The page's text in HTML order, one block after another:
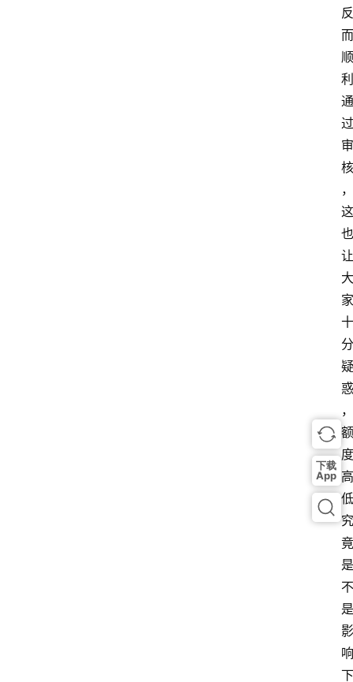
反
而
顺
利
通
过
审
核
，
这
也
让
大
家
十
分
疑
惑
，
额
度
高
低
究
竟
是
不
是
影
响
下
下载
App